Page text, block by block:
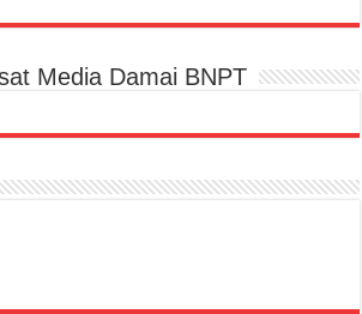
Media Damai BNPT